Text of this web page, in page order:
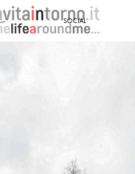
SOCIAL